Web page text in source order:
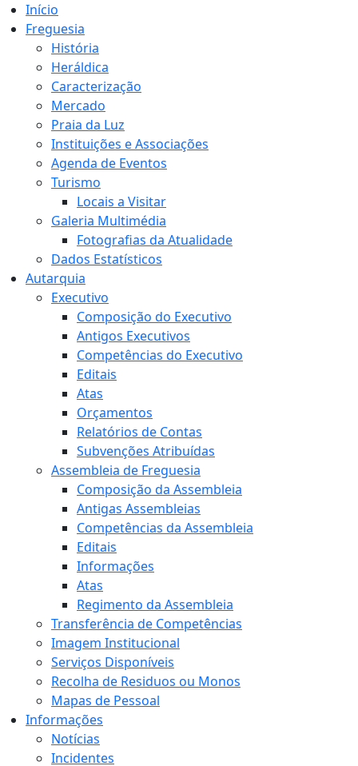
Início
Freguesia
História
Heráldica
Caracterização
Mercado
Praia da Luz
Instituições e Associações
Agenda de Eventos
Turismo
Locais a Visitar
Galeria Multimédia
Fotografias da Atualidade
Dados Estatísticos
Autarquia
Executivo
Composição do Executivo
Antigos Executivos
Competências do Executivo
Editais
Atas
Orçamentos
Relatórios de Contas
Subvenções Atribuídas
Assembleia de Freguesia
Composição da Assembleia
Antigas Assembleias
Competências da Assembleia
Editais
Informações
Atas
Regimento da Assembleia
Transferência de Competências
Imagem Institucional
Serviços Disponíveis
Recolha de Residuos ou Monos
Mapas de Pessoal
Informações
Notícias
Incidentes